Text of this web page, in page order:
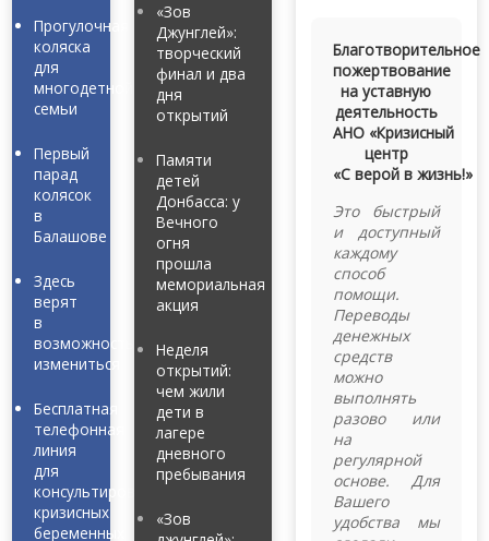
Прогулочная
коляска
для
многодетной
семьи
Первый
парад
колясок
в
Балашове
Здесь
верят
в
возможность
измениться
Бесплатная
телефонная
линия
для
консультирования
кризисных
беременных
«Зов
Джунглей»:
творческий
финал и два
дня
открытий
Памяти
детей
Донбасса: у
Вечного
огня
прошла
мемориальная
акция
Неделя
открытий:
чем жили
дети в
лагере
дневного
пребывания
«Зов
Благотворительное
пожертвование
на уставную
деятельность
АНО «Кризисный
центр
«С верой в жизнь!»
Это быстрый
и доступный
каждому
способ
помощи.
Переводы
денежных
средств
можно
выполнять
разово или
на
регулярной
основе. Для
Вашего
удобства мы